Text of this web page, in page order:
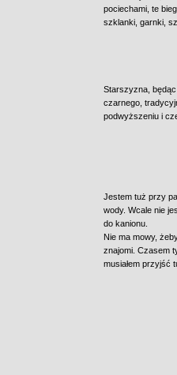
pociechami, te
szklanki, garnki,
Starszyzna, będąc
czarnego,
podwyższeniu i
Jestem tuż przy
wody. Wcale nie
do kanionu.
Nie ma mowy,
znajomi. Czasem
musiałem przyjść